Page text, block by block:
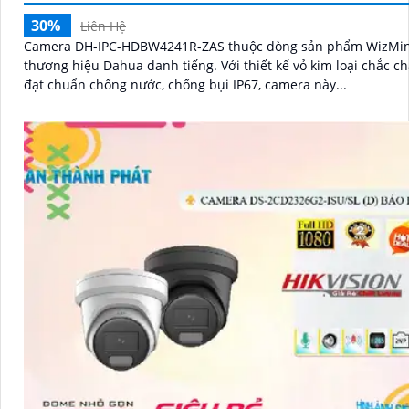
30%
Liên Hệ
Camera DH-IPC-HDBW4241R-ZAS thuộc dòng sản phẩm
thương hiệu Dahua danh tiếng. Với thiết kế vỏ kim loại chắc chắn và
đạt chuẩn chống nước, chống bụi IP67, camera này...